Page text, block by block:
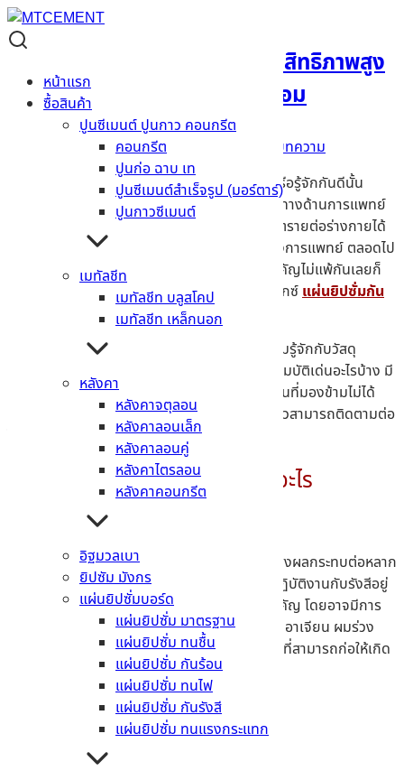
หน้าแรก
ซื้อสินค้า
ปูนซีเมนต์ ปูนกาว คอนกรีต
คอนกรีต
ปูนก่อ ฉาบ เท
ปูนซีเมนต์สำเร็จรูป (มอร์ตาร์)
ปูนกาวซีเมนต์
เมทัลชีท
เมทัลชีท บลูสโคป
เมทัลชีท เหล็กนอก
หลังคา
หลังคาจตุลอน
หลังคาลอนเล็ก
หลังคาลอนคู่
หลังคาไตรลอน
หลังคาคอนกรีต
อิฐมวลเบา
ยิปซัม มังกร
แผ่นยิปซั่มบอร์ด
แผ่นยิปซั่ม มาตรฐาน
แผ่นยิปซั่ม ทนชื้น
แผ่นยิปซั่ม กันร้อน
แผ่นยิปซั่ม ทนไฟ
แผ่นยิปซั่ม กันรังสี
แผ่นยิปซั่ม ทนแรงกระแทก
แผ่นยิปซั่มกันรังสี Knauf ประสิทธิภาพสูง
ปลอดภัยต่อสิ่งแวดล้อม
30/05/2025 19/05/2025
บทความ
รังสีเอกซ์หรือ X-rayที่เราคุ้นเคยหรือรู้จักกันดีนั้น
ความจริงแล้วเป็นรังสีที่มีประโยชน์เป็นอย่างมากทางด้านการแพทย์
แต่หากได้รับเป็นระยะเวลานานจะส่งผลกระทบอันตรายต่อร่างกายได้
การติดตั้งอุปกรณ์ป้องกันสำหรับผู้ปฏิบัติการทางการแพทย์ ตลอดไป
จนถึงคนไข้จึงเป็นเรื่องสำคัญ แต่อีกสิ่งหนึ่งที่สำคัญไม่แพ้กันเลยก็
คือวัสดุในการติดตั้งอุปกรณ์ และระบบฉายรังสีเอกซ์แผ่นยิปซั่มกัน
รังสี จึงเป็นตัวเลือกที่ดีและตอบโจทย์มากที่สุด
MTcementของเรา จะพาทุกท่านมาทำความรู้จักกับวัสดุ
ก่อสร้างป้องกันรังสีอย่างแผ่นยิปซั่ม ว่าจะมีคุณสมบัติเด่นอะไรบ้าง มี
ข้อดี-ข้อเสียในการติดตั้ง ตลอดไปจนถึง มาตรฐานที่มองข้ามไม่ได้
สำหรับการใช้งานทางการแพทย์ หากพร้อมกันแล้วสามารถติดตามต่อ
แผ่นยิปซั่มกันรังสี คืออะไร
อันตรายของการได้รับรังสีเป็นระยะเวลานาน
นั้น ส่งผลกระทบต่อหลาก
หลายระบบ ในร่างกายของเรา โดยเฉพาะกับผู้ที่ปฏิบัติงานกับรังสีอยู่
เป็นประจำ จะมีความเสี่ยงเพิ่มขึ้นอย่างมีนัยยะสำคัญ โดยอาจมีการ
แสดงอาการที่ผิดปกติ ยกตัวอย่างเช่น เลือดออก อาเจียน ผมร่วง
หรือเป็นลมง่าย โดยรังสีเอกซ์นั้นเป็นหนึ่งในรังสี ที่สามารถก่อให้เกิด
มะเร็งได้หลากหลายชนิด ได้แก่
มะเร็งเม็ดเลือดขาว
มะเร็งต่อมน้ำเหลือง
มะเร็งต่อมไทรอยด์
มะเร็งเต้านม